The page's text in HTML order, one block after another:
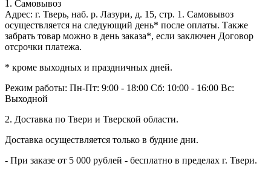
1. Самовывоз
Адрес: г. Тверь, наб. р. Лазури, д. 15, стр. 1. Самовывоз
осуществляется на следующий день* после оплаты. Также
забрать товар можно в день заказа*, если заключен Договор
отсрочки платежа.
* кроме выходных и праздничных дней.
Режим работы: Пн-Пт: 9:00 - 18:00 Сб: 10:00 - 16:00 Вс:
Выходной
2. Доставка по Твери и Тверской области.
Доставка осуществляется только в будние дни.
- При заказе от 5 000 рублей - бесплатно в пределах г. Твери.